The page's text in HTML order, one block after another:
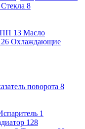
Стекла 8
13 Масло
Охлаждающие
поворота 8
1
128